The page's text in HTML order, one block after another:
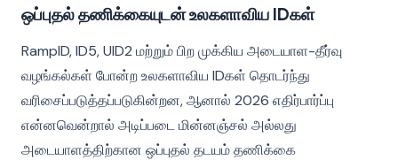
ஒப்புதல் தணிக்கையுடன் உலகளாவிய IDகள்
RampID, ID5, UID2 மற்றும் பிற முக்கிய அடையாள-தீர்வு
வழங்கல்கள் போன்ற உலகளாவிய IDகள் தொடர்ந்து
வரிசைப்படுத்தப்படுகின்றன, ஆனால் 2026 எதிர்பார்ப்பு
என்னவென்றால் அடிப்படை மின்னஞ்சல் அல்லது
அடையாளத்திற்கான ஒப்புதல் தடயம் தணிக்கை